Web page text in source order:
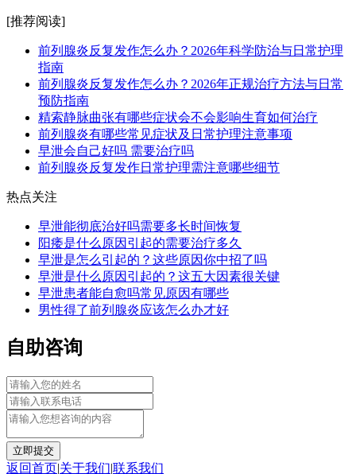
[推荐阅读]
前列腺炎反复发作怎么办？2026年科学防治与日常护理
指南
前列腺炎反复发作怎么办？2026年正规治疗方法与日常
预防指南
精索静脉曲张有哪些症状会不会影响生育如何治疗
前列腺炎有哪些常见症状及日常护理注意事项
早泄会自己好吗 需要治疗吗
前列腺炎反复发作日常护理需注意哪些细节
热点关注
早泄能彻底治好吗需要多长时间恢复
阳痿是什么原因引起的需要治疗多久
早泄是怎么引起的？这些原因你中招了吗
早泄是什么原因引起的？这五大因素很关键
早泄患者能自愈吗常见原因有哪些
男性得了前列腺炎应该怎么办才好
自助咨询
立即提交
返回首页|关于我们|联系我们